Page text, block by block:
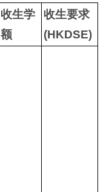
收生学
额
收生要求
(HKDSE)